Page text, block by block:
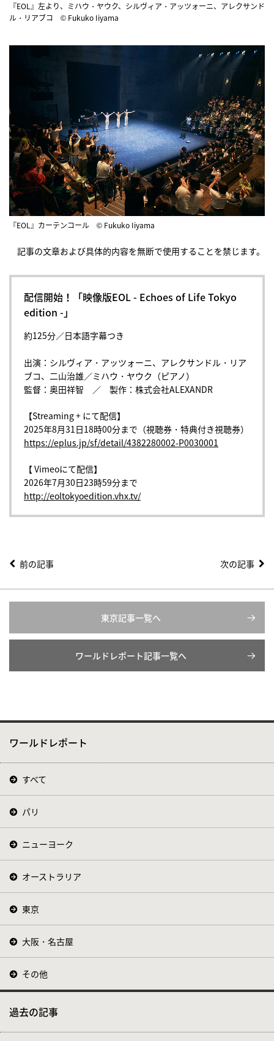
『EOL』左より、ミハウ・ヤウク、シルヴィア・アッツォーニ、アレクサンド
ル・リアブコ © Fukuko Iiyama
『EOL』カーテンコール © Fukuko Iiyama
記事の文章および具体的内容を無断で使用することを禁じます。
配信開始！「映像版EOL - Echoes of Life Tokyo
edition -」
約125分／日本語字幕つき
出演：シルヴィア・アッツォーニ、アレクサンドル・リア
ブコ、二山治雄／ミハウ・ヤウク（ピアノ）
監督：奥田祥智 ／ 製作：株式会社ALEXANDR
【Streaming + にて配信】
2025年8月31日18時00分まで（視聴券・特典付き視聴券）
https://eplus.jp/sf/detail/4382280002-P0030001
【 Vimeoにて配信】
2026年7月30日23時59分まで
http://eoltokyoedition.vhx.tv/
前の記事 次の記事
東京記事一覧へ
ワールドレポート記事一覧へ
ワールドレポート
すべて
パリ
ニューヨーク
オーストラリア
東京
大阪・名古屋
その他
過去の記事